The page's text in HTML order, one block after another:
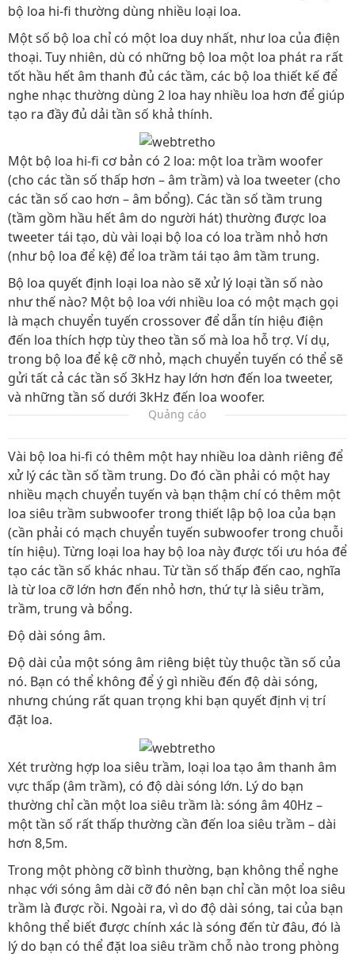
bộ loa hi-fi thường dùng nhiều loại loa.
Một số bộ loa chỉ có một loa duy nhất, như loa của điện
thoại. Tuy nhiên, dù có những bộ loa một loa phát ra rất
tốt hầu hết âm thanh đủ các tầm, các bộ loa thiết kế để
nghe nhạc thường dùng 2 loa hay nhiều loa hơn để giúp
tạo ra đầy đủ dải tần số khả thính.
Một bộ loa hi-fi cơ bản có 2 loa: một loa trầm woofer
(cho các tần số thấp hơn – âm trầm) và loa tweeter (cho
các tần số cao hơn – âm bổng). Các tần số tầm trung
(tầm gồm hầu hết âm do người hát) thường được loa
tweeter tái tạo, dù vài loại bộ loa có loa trầm nhỏ hơn
(như bộ loa để kệ) để loa trầm tái tạo âm tầm trung.
Bộ loa quyết định loại loa nào sẽ xử lý loại tần số nào
như thế nào? Một bộ loa với nhiều loa có một mạch gọi
là mạch chuyển tuyến crossover để dẫn tín hiệu điện
đến loa thích hợp tùy theo tần số mà loa hỗ trợ. Ví dụ,
trong bộ loa để kệ cỡ nhỏ, mạch chuyển tuyến có thể sẽ
gửi tất cả các tần số 3kHz hay lớn hơn đến loa tweeter,
và những tần số dưới 3kHz đến loa woofer.
Quảng cáo
Vài bộ loa hi-fi có thêm một hay nhiều loa dành riêng để
xử lý các tần số tầm trung. Do đó cần phải có một hay
nhiều mạch chuyển tuyến và bạn thậm chí có thêm một
loa siêu trầm subwoofer trong thiết lập bộ loa của bạn
(cần phải có mạch chuyển tuyến subwoofer trong chuỗi
tín hiệu). Từng loại loa hay bộ loa này được tối ưu hóa để
tạo các tần số khác nhau. Từ tần số thấp đến cao, nghĩa
là từ loa cỡ lớn hơn đến nhỏ hơn, thứ tự là siêu trầm,
trầm, trung và bổng.
Độ dài sóng âm.
Độ dài của một sóng âm riêng biệt tùy thuộc tần số của
nó. Bạn có thể không để ý gì nhiều đến độ dài sóng,
nhưng chúng rất quan trọng khi bạn quyết định vị trí
đặt loa.
Xét trường hợp loa siêu trầm, loại loa tạo âm thanh âm
vực thấp (âm trầm), có độ dài sóng lớn. Lý do bạn
thường chỉ cần một loa siêu trầm là: sóng âm 40Hz –
một tần số rất thấp thường cần đến loa siêu trầm – dài
hơn 8,5m.
Trong một phòng cỡ bình thường, bạn không thể nghe
nhạc với sóng âm dài cỡ đó nên bạn chỉ cần một loa siêu
trầm là được rồi. Ngoài ra, vì do độ dài sóng, tai của bạn
không thể biết được chính xác là sóng đến từ đâu, đó là
lý do bạn có thể đặt loa siêu trầm chỗ nào trong phòng